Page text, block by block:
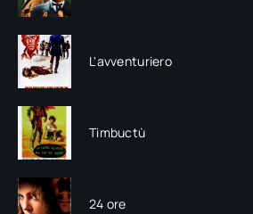
L'avventuriero
Timbuctù
24 ore